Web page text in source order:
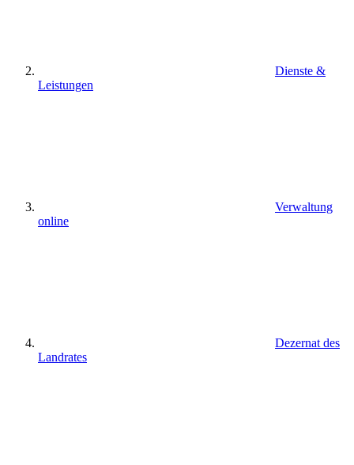
Dienste &
Leistungen
Verwaltung
online
Dezernat des
Landrates